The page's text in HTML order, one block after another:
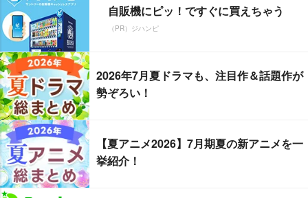
自販機にピッ！ですぐに買えちゃう
（PR）ジハンピ
2026年7月夏ドラマも、注目作＆話題作が
勢ぞろい！
【夏アニメ2026】7月期夏の新アニメを一
挙紹介！